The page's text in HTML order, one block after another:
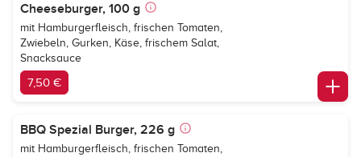
Cheeseburger, 100 g
mit Hamburgerfleisch, frischen Tomaten,
Zwiebeln, Gurken, Käse, frischem Salat,
Snacksauce
7,50 €
BBQ Spezial Burger, 226 g
mit Hamburgerfleisch, frischen Tomaten,